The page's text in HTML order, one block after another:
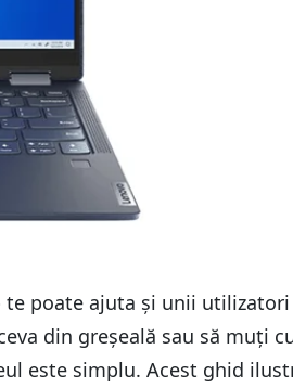
poate ajuta și unii
din greșeală sau să muți
este simplu. Acest ghid